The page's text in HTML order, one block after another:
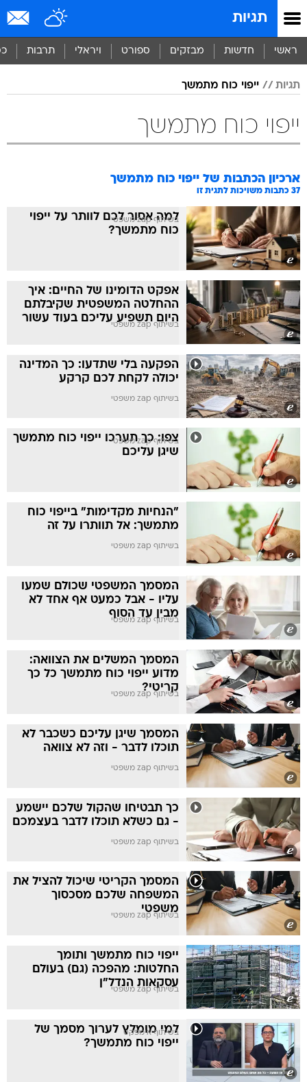
תגיות
ראשי חדשות מבזקים ספורט ויראלי תרבות
תגיות ייפוי כוח מתמשך
ייפוי כוח מתמשך
ארכיון הכתבות של ייפוי כוח מתמשך
37 כתבות משויכות לתגית זו
למה אסור לכם לוותר על ייפוי
כוח מתמשך?
בשיתוף zap משפטי
אפקט הדומינו של החיים: איך
ההחלטה המשפטית שקיבלתם
היום תשפיע עליכם בעוד עשור
בשיתוף zap משפטי
הפקעה בלי שתדעו: כך המדינה
יכולה לקחת לכם קרקע
בשיתוף zap משפטי
צפו: כך תערכו ייפוי כוח מתמשך
שיגן עליכם
בשיתוף zap משפטי
"הנחיות מקדימות" בייפוי כוח
מתמשך: אל תוותרו על זה
בשיתוף zap משפטי
המסמך המשפטי שכולם שמעו
עליו - אבל כמעט אף אחד לא
מבין עד הסוף
בשיתוף zap משפטי
המסמך המשלים את הצוואה:
מדוע ייפוי כוח מתמשך כל כך
קריטי?
בשיתוף zap משפטי
המסמך שיגן עליכם כשכבר לא
תוכלו לדבר - וזה לא צוואה
בשיתוף zap משפטי
כך תבטיחו שהקול שלכם יישמע
- גם כשלא תוכלו לדבר בעצמכם
בשיתוף zap משפטי
המסמך הקריטי שיכול להציל את
המשפחה שלכם מסכסוך
משפטי
בשיתוף zap משפטי
ייפוי כוח מתמשך ותומך
החלטות: מהפכה (גם) בעולם
עסקאות הנדל"ן
בשיתוף zap משפטי
למי מומלץ לערוך מסמך של
ייפוי כוח מתמשך?
בשיתוף אימפקט